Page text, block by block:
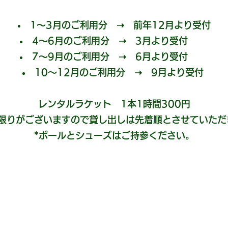
1～3月のご利用分 ➝ 前年12月より受付
4～6月のご利用分 ➝ 3月より受付
7～9月のご利用分 ➝ 6月より受付
10～12 月のご利用分 ➝ 9月より受付
レンタルラケット 1本1時間300円
りがございますので貸し出しは先着順とさせていた
*ボールとシューズはご持参ください。​